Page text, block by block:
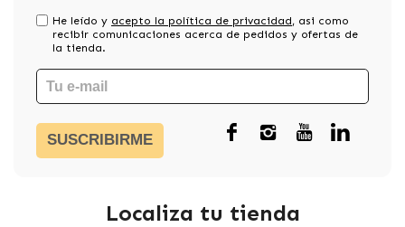
He leído y acepto la política de privacidad, asi como
recibir comunicaciones acerca de pedidos y ofertas de
la tienda.
SUSCRIBIRME
Localiza tu tienda